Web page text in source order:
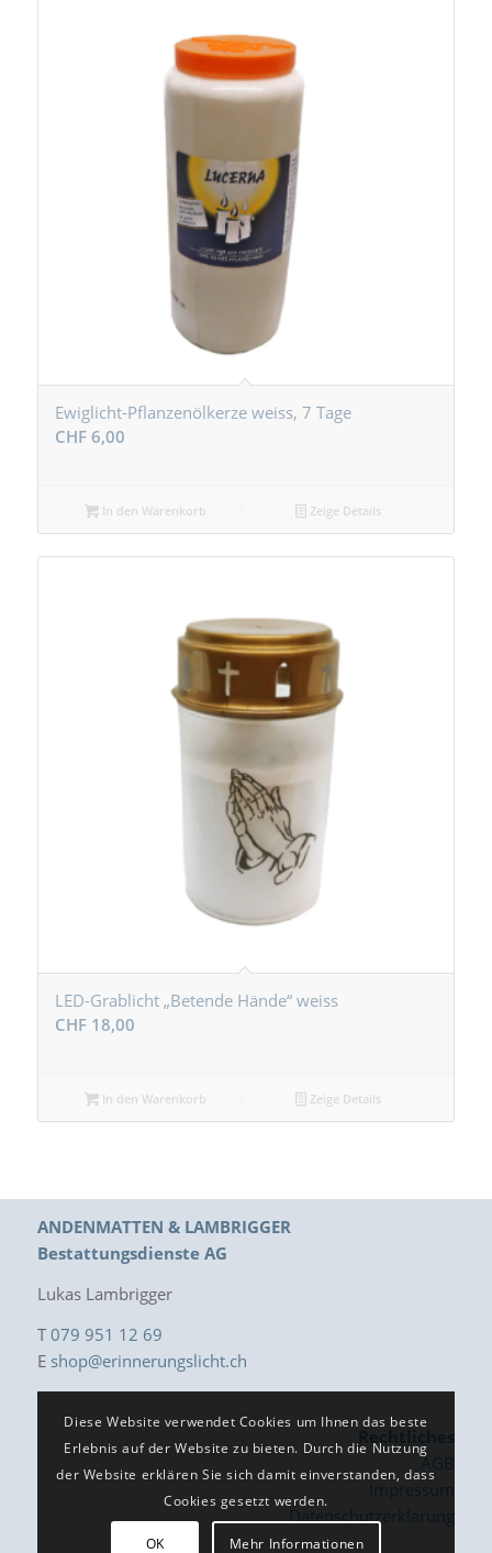
Ewiglicht-Pflanzenölkerze weiss, 7 Tage
CHF6,00
In den Warenkorb Zeige Details
LED-Grablicht „Betende Hände“ weiss
CHF18,00
In den Warenkorb Zeige Details
ANDENMATTEN & LAMBRIGGER
Bestattungsdienste AG
Lukas Lambrigger
T 079 951 12 69
E shop@erinnerungslicht.ch
AGB
Datenschutzerklärung
Diese Website verwendet Cookies um Ihnen das beste
Erlebnis auf der Website zu bieten. Durch die Nutzung
der Website erklären Sie sich damit einverstanden, dass
Cookies gesetzt werden.
OK Mehr Informationen